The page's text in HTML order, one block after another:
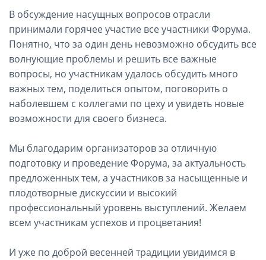
В обсуждение насущных вопросов отрасли
принимали горячее участие все участники Форума.
Понятно, что за один день невозможно обсудить все
волнующие проблемы и решить все важные
вопросы, но участникам удалось обсудить много
важных тем, поделиться опытом, поговорить о
наболевшем с коллегами по цеху и увидеть новые
возможности для своего бизнеса.
Мы благодарим организаторов за отличную
подготовку и проведение Форума, за актуальность
предложенных тем, а участников за насыщенные и
плодотворные дискуссии и высокий
профессиональный уровень выступлений. Желаем
всем участникам успехов и процветания!
И уже по доброй весенней традиции увидимся в